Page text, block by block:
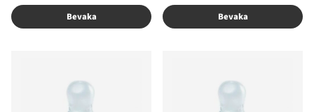
Bevaka Bevaka